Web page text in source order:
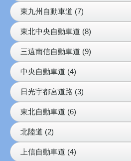
東九州自動車道 (7)
東北中央自動車道 (8)
三遠南信自動車道 (9)
中央自動車道 (4)
日光宇都宮道路 (3)
東北自動車道 (6)
北陸道 (2)
上信自動車道 (4)